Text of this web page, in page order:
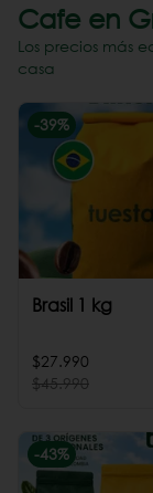
Cafe en
Los precios más
casa
-39%
Brasil 1 kg
$27.990
$45.990
-43%